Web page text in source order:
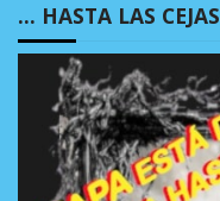
… HASTA LAS CEJAS